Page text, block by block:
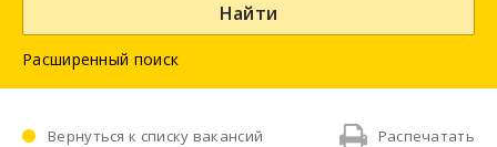
Найти
Расширенный поиск
Вернуться к списку вакансий Распечатать